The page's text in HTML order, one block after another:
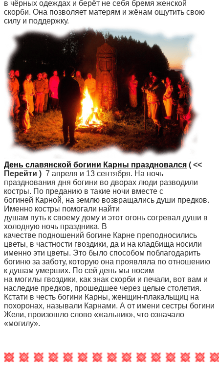
в чёрных одеждах и берёт не себя бремя женской
скорби. Она позволяет матерям и жёнам ощутить свою
силу и поддержку.
День славянской богини Карны праздновался ( <<
Перейти ) 7 апреля и 13 сентября. На ночь
празднования дня богини во дворах люди разводили
костры. По преданию в такие ночи вместе с
богиней Карной, на землю возвращались души предков.
Именно костры помогали найти
душам путь к своему дому и этот огонь согревал души в
холодную ночь праздника. В
качестве подношений богине Карне преподносились
цветы, в частности гвоздики, да и на кладбища носили
именно эти цветы. Это было способом поблагодарить
богиню за заботу, которую она проявляла по отношению
к душам умерших. По сей день мы носим
на могилы гвоздики, как знак скорби и печали, вот вам и
наследие предков, прошедшее через целые столетия.
Кстати в честь богини Карны, женщин-плакальщиц на
похоронах, называли Карнами. А от имени сестры богини
Жели, произошло слово «жальник», что означало
«могилу».